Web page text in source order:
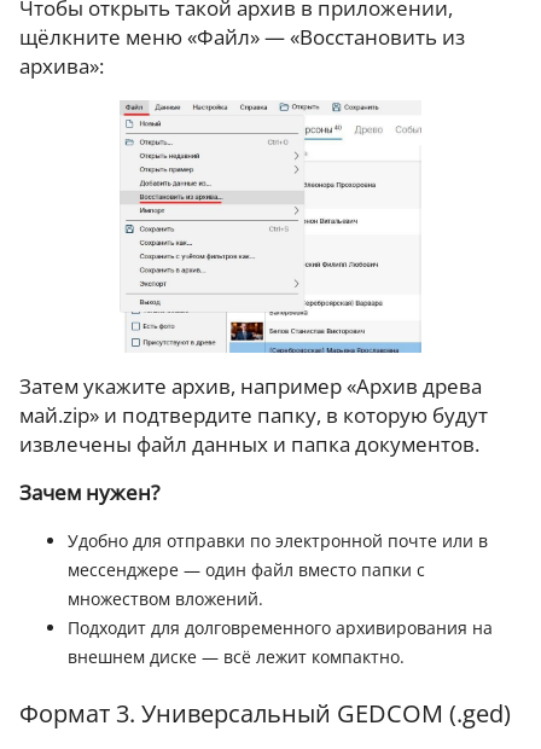
Чтобы открыть такой архив в приложении,
щёлкните меню «Файл» — «Восстановить из
архива»:
Затем укажите архив, например «Архив древа
май.zip» и подтвердите папку, в которую будут
извлечены файл данных и папка документов.
Зачем нужен?
Удобно для отправки по электронной почте или в
мессенджере — один файл вместо папки с
множеством вложений.
Подходит для долговременного архивирования на
внешнем диске — всё лежит компактно.
Формат 3. Универсальный GEDCOM (.ged)